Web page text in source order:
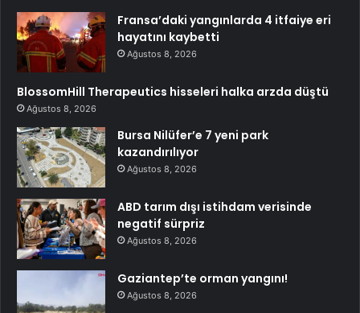
Fransa’daki yangınlarda 4 itfaiye eri
hayatını kaybetti
Ağustos 8, 2026
BlossomHill Therapeutics hisseleri halka arzda düştü
Ağustos 8, 2026
Bursa Nilüfer’e 7 yeni park
kazandırılıyor
Ağustos 8, 2026
ABD tarım dışı istihdam verisinde
negatif sürpriz
Ağustos 8, 2026
Gaziantep’te orman yangını!
Ağustos 8, 2026